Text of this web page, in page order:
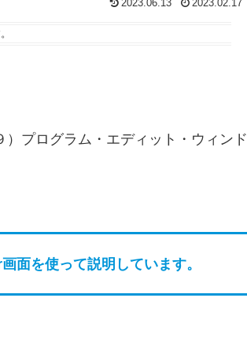
2023.06.13 2023.02.17
プログラム・エディット・ウィンド
を使って説明しています。